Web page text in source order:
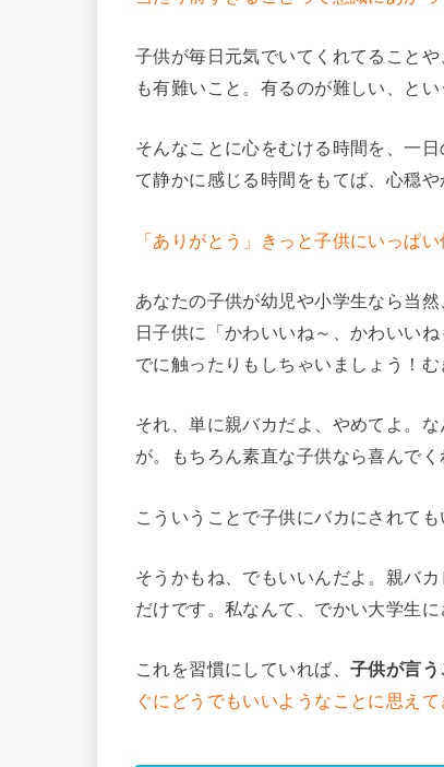
子供が毎日元気でいてくれてること
も有難いこと。有るのが難しい、とい
そんなことに心をむける時間を、一
て静かに感じる時間をもてば、心穏
「ありがとう」きっと子供にいっぱい
あなたの子供が幼児や小学生なら当
日子供に「かわいいね～、かわいい
でに触ったりもしちゃいましょう！
それ、単に親バカだよ、やめてよ。
が。もちろん素直な子供なら喜んでく
こういうことで子供にバカにされて
そうかもね、でもいいんだよ。親バ
だけです。私なんて、でかい大学生
これを習慣にしていれば、 子供が言
ぐにどうでもいいようなことに思えて